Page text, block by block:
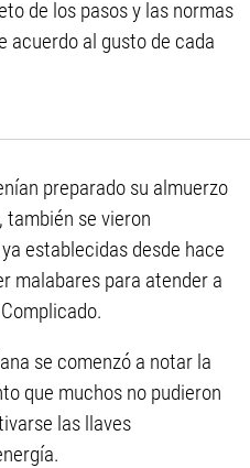
de los pasos y las normas
acuerdo al gusto de cada
preparado su almuerzo
también se vieron
establecidas desde hace
malabares para atender a
se comenzó a notar la
que muchos no pudieron
las llaves